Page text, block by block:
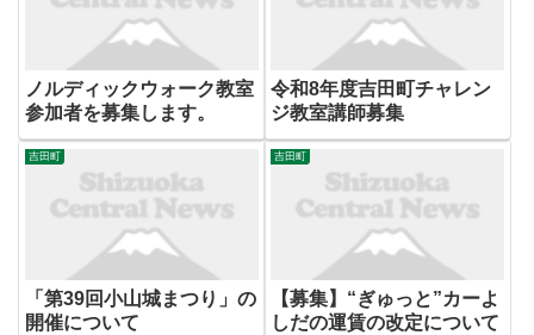
ノルディックウォーク教室
参加者を募集します。
令和8年度吉田町チャレン
ジ教室講師募集
吉田町
「第39回小山城まつり」の
開催について
吉田町
【募集】“ぎゅっと”カーよ
しだの運賃の改定について